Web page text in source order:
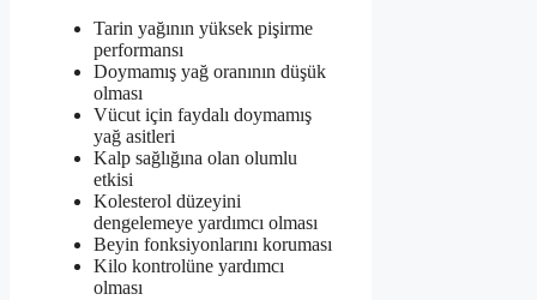
Tarin yağının yüksek pişirme
performansı
Doymamış yağ oranının düşük
olması
Vücut için faydalı doymamış
yağ asitleri
Kalp sağlığına olan olumlu
etkisi
Kolesterol düzeyini
dengelemeye yardımcı olması
Beyin fonksiyonlarını koruması
Kilo kontrolüne yardımcı
olması